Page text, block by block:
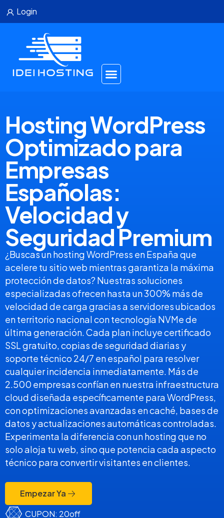
Login
Hosting WordPress
Optimizado para
Empresas
Españolas:
Velocidad y
Seguridad Premium
¿Buscas un hosting WordPress en España que
acelere tu sitio web mientras garantiza la máxima
protección de datos? Nuestras soluciones
especializadas ofrecen hasta un 300% más de
velocidad de carga gracias a servidores ubicados
en territorio nacional con tecnología NVMe de
última generación. Cada plan incluye certificado
SSL gratuito, copias de seguridad diarias y
soporte técnico 24/7 en español para resolver
cualquier incidencia inmediatamente. Más de
2.500 empresas confían en nuestra infraestructura
cloud diseñada específicamente para WordPress,
con optimizaciones avanzadas en caché, bases de
datos y actualizaciones automáticas controladas.
Experimenta la diferencia con un hosting que no
solo aloja tu web, sino que potencia cada aspecto
técnico para convertir visitantes en clientes.
Empezar Ya
CUPON: 20off